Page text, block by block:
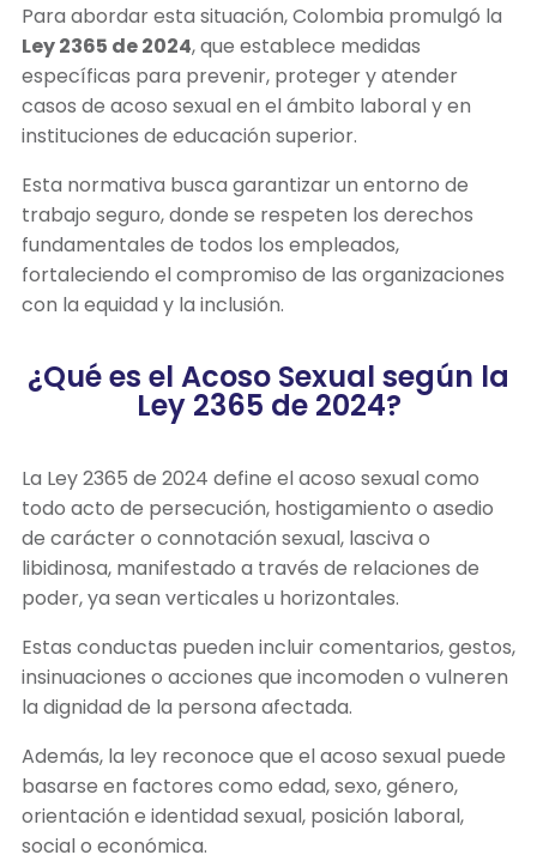
Para abordar esta situación, Colombia promulgó la
Ley 2365 de 2024, que establece medidas
específicas para prevenir, proteger y atender
casos de acoso sexual en el ámbito laboral y en
instituciones de educación superior.
Esta normativa busca garantizar un entorno de
trabajo seguro, donde se respeten los derechos
fundamentales de todos los empleados,
fortaleciendo el compromiso de las organizaciones
con la equidad y la inclusión.
¿Qué es el Acoso Sexual según la
Ley 2365 de 2024?
La Ley 2365 de 2024 define el acoso sexual como
todo acto de persecución, hostigamiento o asedio
de carácter o connotación sexual, lasciva o
libidinosa, manifestado a través de relaciones de
poder, ya sean verticales u horizontales.
Estas conductas pueden incluir comentarios, gestos,
insinuaciones o acciones que incomoden o vulneren
la dignidad de la persona afectada.
Además, la ley reconoce que el acoso sexual puede
basarse en factores como edad, sexo, género,
orientación e identidad sexual, posición laboral,
social o económica.